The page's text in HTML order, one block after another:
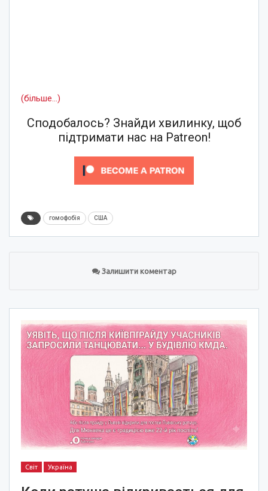
(більше…)
Сподобалось? Знайди хвилинку, щоб
підтримати нас на Patreon!
гомофобія США
Залишити коментар
Світ Україна